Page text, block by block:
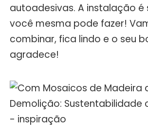
autoadesivas. A instalação é
você mesma pode fazer!
combinar, fica lindo e o seu
agradece!